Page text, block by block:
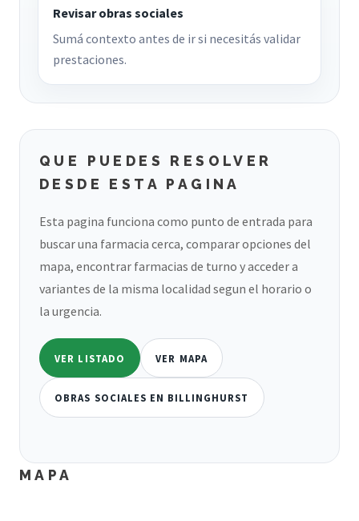
Revisar obras sociales
Sumá contexto antes de ir si necesitás validar
prestaciones.
QUE PUEDES RESOLVER
DESDE ESTA PAGINA
Esta pagina funciona como punto de entrada para
buscar una farmacia cerca, comparar opciones del
mapa, encontrar farmacias de turno y acceder a
variantes de la misma localidad segun el horario o
la urgencia.
VER LISTADO VER MAPA
OBRAS SOCIALES EN BILLINGHURST
MAPA